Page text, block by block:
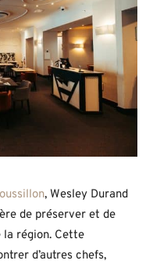
, Wesley Durand
de préserver et de
région. Cette
d’autres chefs,